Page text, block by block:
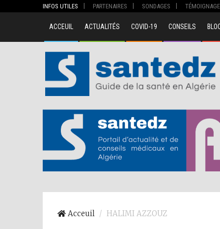
INFOS UTILES PARTENAIRES SONDAGES
ACCEUIL ACTUALITÉS COVID-19 CONSEILS
Acceuil HALIMI AZZOUZ